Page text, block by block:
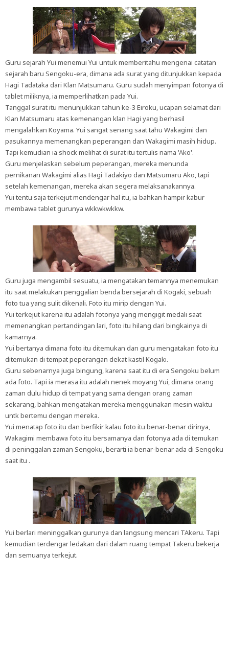
Guru sejarah Yui menemui Yui untuk memberitahu mengenai catatan
sejarah baru Sengoku-era, dimana ada surat yang ditunjukkan kepada
Hagi Tadataka dari Klan Matsumaru. Guru sudah menyimpan fotonya di
tablet miliknya, ia memperlihatkan pada Yui.
Tanggal surat itu menunjukkan tahun ke-3 Eiroku, ucapan selamat dari
Klan Matsumaru atas kemenangan klan Hagi yang berhasil
mengalahkan Koyama. Yui sangat senang saat tahu Wakagimi dan
pasukannya memenangkan peperangan dan Wakagimi masih hidup.
Tapi kemudian ia shock melihat di surat itu tertulis nama 'Ako'.
Guru menjelaskan sebelum peperangan, mereka menunda
pernikanan Wakagimi alias Hagi Tadakiyo dan Matsumaru Ako, tapi
setelah kemenangan, mereka akan segera melaksanakannya.
Yui tentu saja terkejut mendengar hal itu, ia bahkan hampir kabur
membawa tablet gurunya wkkwkwkkw.
Guru juga mengambil sesuatu, ia mengatakan temannya menemukan
itu saat melakukan penggalian benda bersejarah di Kogaki, sebuah
foto tua yang sulit dikenali. Foto itu mirip dengan Yui.
Yui terkejut karena itu adalah fotonya yang mengigit medali saat
memenangkan pertandingan lari, foto itu hilang dari bingkainya di
kamarnya.
Yui bertanya dimana foto itu ditemukan dan guru mengatakan foto itu
ditemukan di tempat peperangan dekat kastil Kogaki.
Guru sebenarnya juga bingung, karena saat itu di era Sengoku belum
ada foto. Tapi ia merasa itu adalah nenek moyang Yui, dimana orang
zaman dulu hidup di tempat yang sama dengan orang zaman
sekarang, bahkan mengatakan mereka menggunakan mesin waktu
untk bertemu dengan mereka.
Yui menatap foto itu dan berfikir kalau foto itu benar-benar dirinya,
Wakagimi membawa foto itu bersamanya dan fotonya ada di temukan
di peninggalan zaman Sengoku, berarti ia benar-benar ada di Sengoku
saat itu .
Yui berlari meninggalkan gurunya dan langsung mencari TAkeru. Tapi
kemudian terdengar ledakan dari dalam ruang tempat Takeru bekerja
dan semuanya terkejut.